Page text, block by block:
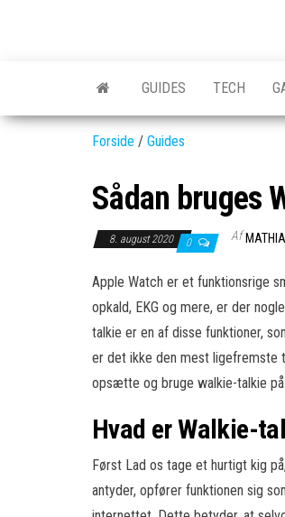
online.dk
GEAR
og
nyeste
GUIDES TECH
Forside / Guides
Sådan bruges
8. august 2020 0 Af
Apple Watch er et funktionsrige
opkald, EKG og mere, er der
talkie er en af ​​disse funktioner,
er det ikke den mest ligefremste
opsætte og bruge walkie-talkie på
Hvad er Walkie-
Først Lad os tage et hurtigt kig
antyder, opfører funktionen sig